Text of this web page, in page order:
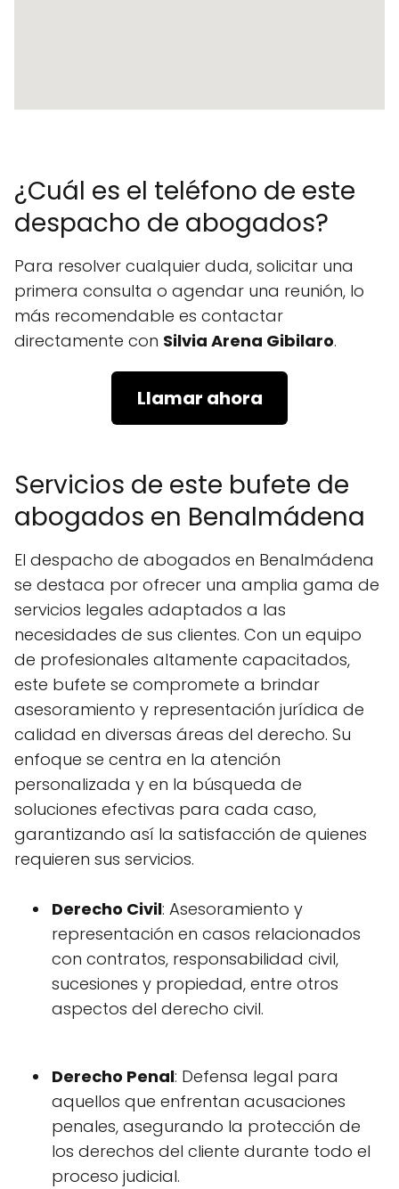
¿Cuál es el teléfono de este
despacho de abogados?
Para resolver cualquier duda, solicitar una
primera consulta o agendar una reunión, lo
más recomendable es contactar
directamente con Silvia Arena Gibilaro.
Llamar ahora
Servicios de este bufete de
abogados en Benalmádena
El despacho de abogados en Benalmádena
se destaca por ofrecer una amplia gama de
servicios legales adaptados a las
necesidades de sus clientes. Con un equipo
de profesionales altamente capacitados,
este bufete se compromete a brindar
asesoramiento y representación jurídica de
calidad en diversas áreas del derecho. Su
enfoque se centra en la atención
personalizada y en la búsqueda de
soluciones efectivas para cada caso,
garantizando así la satisfacción de quienes
requieren sus servicios.
Derecho Civil: Asesoramiento y
representación en casos relacionados
con contratos, responsabilidad civil,
sucesiones y propiedad, entre otros
aspectos del derecho civil.
Derecho Penal: Defensa legal para
aquellos que enfrentan acusaciones
penales, asegurando la protección de
los derechos del cliente durante todo el
proceso judicial.